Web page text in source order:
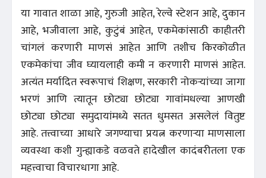
या गावात शाळा आहे, गुरुजी आहेत, रेल्वे स्टेशन आहे, दुकान
आहे, भजीवाला आहे, कुटुंबं आहेत, एकमेकांसाठी काहीतरी
चांगलं करणारी माणसं आहेत आणि तशीच किरकोळीत
एकमेकांचा जीव घ्यायलाही कमी न करणारी माणसं आहेत.
अत्यंत मर्यादित स्वरूपाचं शिक्षण, सरकारी नोकऱ्यांच्या जागा
भरणं आणि त्यातून छोट्या छोट्या गावांमधल्या आणखी
छोट्या छोट्या समुदायांमध्ये सतत धुमसत असलेलं वितुष्ट
आहे. तत्त्वाच्या आधारे जगण्याचा प्रयत्न करणाऱ्या माणसाला
व्यवस्था कशी गुन्ह्याकडे वळवते हादेखील कादंबरीतला एक
महत्त्वाचा विचारधागा आहे.